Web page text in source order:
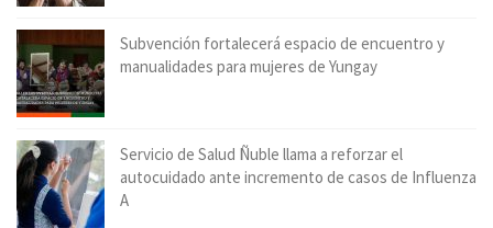
Subvención fortalecerá espacio de encuentro y
manualidades para mujeres de Yungay
Servicio de Salud Ñuble llama a reforzar el
autocuidado ante incremento de casos de Influenza
A